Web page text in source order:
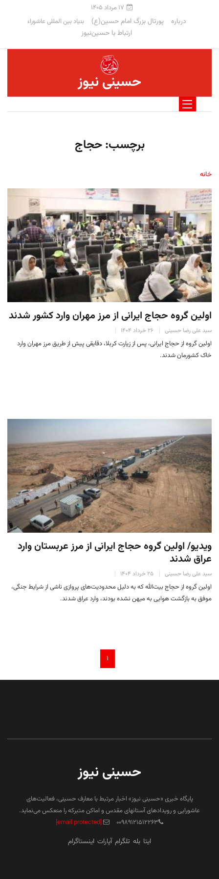
۱۷ مرداد ۱۴۰۵
درباره پورتال بزرگ امام حسین(ع) بنیاد بین المللی عاشوراء
ارتباط با حسین‌نیوز
حسینی نیوز
برچسب:حجاج
خانه
اولین گروه حجاج ایرانی از مرز مهران وارد کشور شدند
سید علی رضا حسینی ۲۶ خرداد ۱۴۰۴
اولین گروه از حجاج ایرانی، پس از زیارت کربلا، دقایقی پیش از طریق مرز مهران وارد
خاک کشورمان شدند.
ویدیو/ اولین گروه حجاج ایرانی از مرز عربستان وارد
عراق شدند
سید علی رضا حسینی ۲۵ خرداد ۱۴۰۴
اولین گروه از حجاج بیت‌الله که به دلیل محدودیت‌های پروازی ناشی از شرایط جنگی،
موفق به بازگشت هوایی به میهن نشده بودند، وارد عراق شدند.
۱
حسینی نیوز
پایگاه خبری «حسینی نیوز» اخبار مرتبط با معارف حسینی، فعالیت‌های
عاشورایی و رویدادهای آستانهای مقدس و اماکن متبرکه را منعکس می‌نماید.
۰۰۹۸۹۱۲۱۵۱۲۲۶۳
[email protected]
ایتا بله تلگرام آپارات اینستاگرام